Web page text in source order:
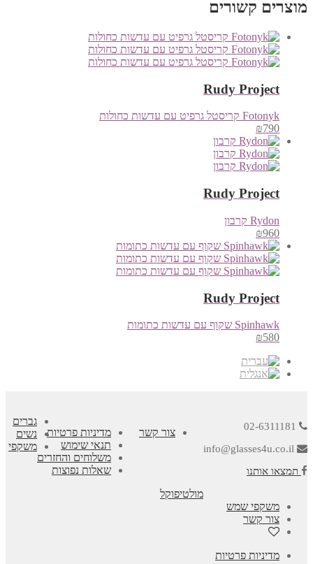
מוצרים קשורים
Rudy Project
Fotonyk קריסטל גרפיט עם עדשות כחולות
₪790
Rudy Project
Rydon קרבון
₪960
Rudy Project
Spinhawk שקוף עם עדשות כתומות
₪580
תמצאו אותנו
צור קשר
מדיניות פרטיות
תנאי שימוש
משלוחים והחזרים
שאלות נפוצות
גברים
נשים
משקפי
מולטיפוקל
משקפי שמש
צור קשר
מדיניות פרטיות